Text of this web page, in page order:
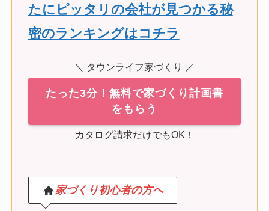
たにピッタリの会社が見つかる秘
密のランキングはコチラ
＼ タウンライフ家づくり ／
たった3分！無料で家づくり計画書
をもらう
カタログ請求だけでもOK！
家づくり初心者の方へ